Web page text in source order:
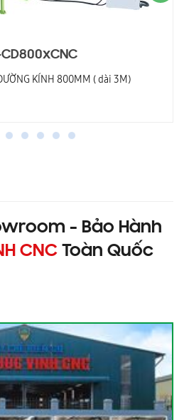
KÍNH 800MM ( dài 3M)
- Bảo Hành
CNCToàn Quốc